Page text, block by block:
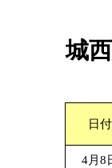
城
日付
4月8